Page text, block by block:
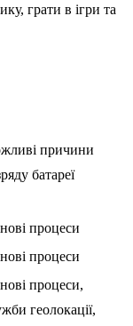
грати в ігри та
причини
батареї
процеси
процеси
процеси,
геолокації,